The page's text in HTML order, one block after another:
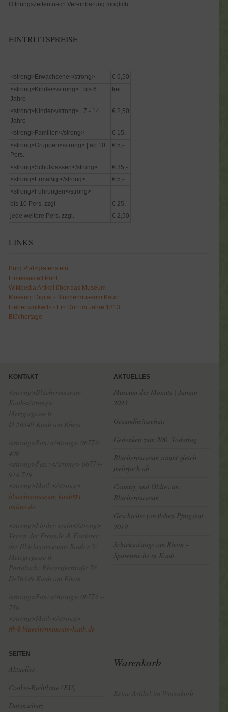
Öffnungszeiten nach Vereinbarung möglich.
EINTRITTSPREISE
<strong>Erwachsene</strong>
€ 6,50
<strong>Kinder</strong> | bis 6
Jahre
frei
<strong>Kinder</strong> | 7 - 14
Jahre
€ 2,50
<strong>Familien</strong>
€ 15,-
<strong>Gruppen</strong> | ab 10
Pers.
€ 5,-
<strong>Schulklassen</strong>
€ 35,-
<strong>Ermäßigt</strong>
€ 5,-
<strong>Führungen</strong>
bis 10 Pers. zzgl.
€ 25,-
jede weitere Pers. zzgl.
€ 2,50
LINKS
Burg Pfalzgrafenstein
Limeskastell Pohl
Wikipedia Artikel über das Museum
Museum Digital - Blüchermuseum Kaub
Liebertwolkwitz - Ein Dorf im Jahre 1813
Blüchertage
KONTAKT
<strong>Blüchermuseum
Kaub</strong>
Metzgergasse 6
D-56349 Kaub am Rhein
<strong>Fon:</strong> 06774-
400
<strong>Fax.:</strong> 06774-
918 749
<strong>Mail:</strong>
bluechermuseum-kaub@t-
online.de
<strong>Förderverein</strong>
Verein der Freunde & Förderer
des Blüchermuseums Kaub e.V.
Metzgergasse 6
Postalisch: Rheinuferstraße 58
D-56349 Kaub am Rhein
<strong>Fon:</strong> 06774 –
750
<strong>Mail:</strong>
ffb@bluechermuseum-kaub.de
AKTUELLES
Museum des Monats | Januar
2023
Gesundheitsschutz
Gedenken zum 200. Todestag
Blüchermuseum räumt gleich
mehrfach ab
Country und Oldies im
Blüchermuseum
Geschichte (er-)leben Pfingsten
2019
Schicksalstage am Rhein –
Spurensuche in Kaub
SEITEN
Aktuelles
Cookie-Richtlinie (EU)
Datenschutz
Warenkorb
Keine Artikel im Warenkorb